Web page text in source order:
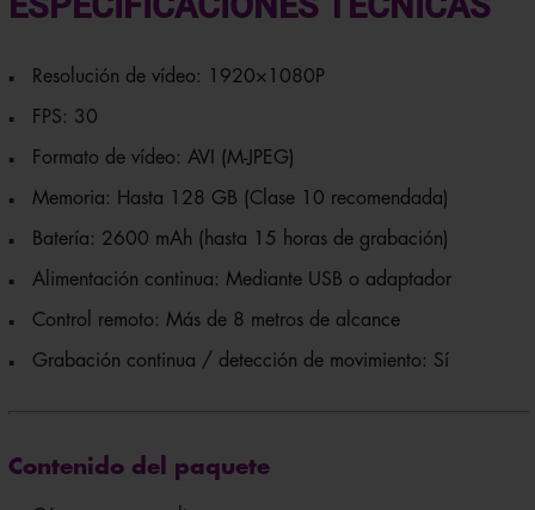
Resolución de vídeo: 1920×1080P
FPS: 30
Formato de vídeo: AVI (M-JPEG)
Memoria: Hasta 128 GB (Clase 10 recomendada)
Batería: 2600 mAh (hasta 15 horas de grabación)
Alimentación continua: Mediante USB o adaptador
Control remoto: Más de 8 metros de alcance
Grabación continua / detección de movimiento: Sí
Contenido del paquete